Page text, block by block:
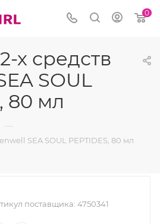
0
х средств
SOUL
80 мл
—
SEA SOUL PEPTIDES, 80 мл
поставщика: 4750341